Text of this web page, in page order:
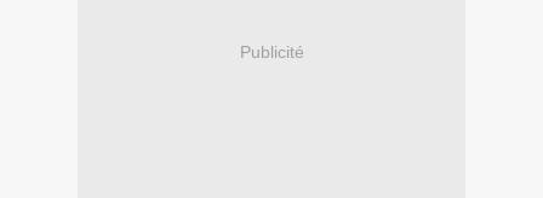
Publicité